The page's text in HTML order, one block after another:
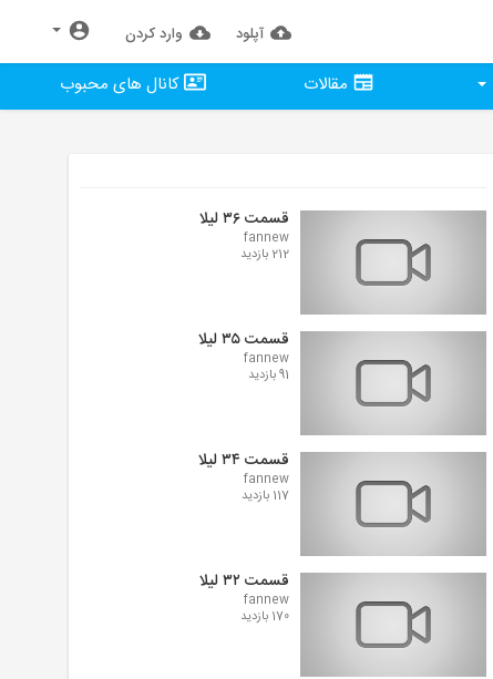
آپلود وارد كردن
مقالات کانال های محبوب
قسمت ۳۶ لیلا
fannew
212 بازدید
قسمت ۳۵ لیلا
fannew
91 بازدید
قسمت ۳۴ لیلا
fannew
117 بازدید
قسمت ۳۲ لیلا
fannew
170 بازدید